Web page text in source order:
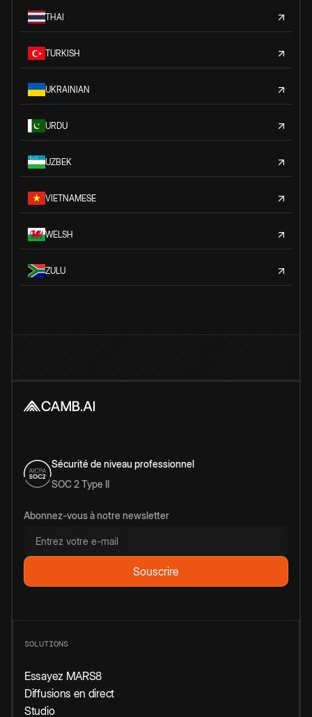
THAI
TURKISH
UKRAINIAN
URDU
UZBEK
VIETNAMESE
WELSH
ZULU
Sécurité de niveau professionnel
SOC 2 Type II
Abonnez-vous à notre newsletter
SOLUTIONS
Essayez MARS8
Diffusions en direct
Studio